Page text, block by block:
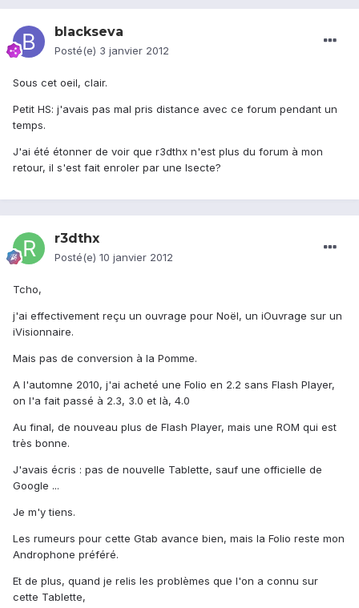
blackseva
Posté(e) 3 janvier 2012
Sous cet oeil, clair.
Petit HS: j'avais pas mal pris distance avec ce forum pendant un
temps.
J'ai été étonner de voir que r3dthx n'est plus du forum à mon
retour, il s'est fait enroler par une Isecte?
r3dthx
Posté(e) 10 janvier 2012
Tcho,
j'ai effectivement reçu un ouvrage pour Noël, un iOuvrage sur un
iVisionnaire.
Mais pas de conversion à la Pomme.
A l'automne 2010, j'ai acheté une Folio en 2.2 sans Flash Player,
on l'a fait passé à 2.3, 3.0 et là, 4.0
Au final, de nouveau plus de Flash Player, mais une ROM qui est
très bonne.
J'avais écris : pas de nouvelle Tablette, sauf une officielle de
Google ...
Je m'y tiens.
Les rumeurs pour cette Gtab avance bien, mais la Folio reste mon
Androphone préféré.
Et de plus, quand je relis les problèmes que l'on a connu sur
cette Tablette,